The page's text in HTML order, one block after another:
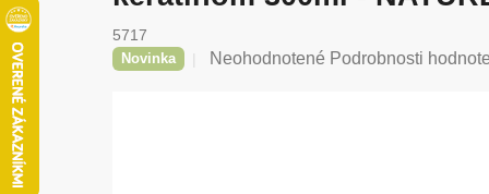
5717
Novinka
Priemerné
Neohodnotené Podrobnosti